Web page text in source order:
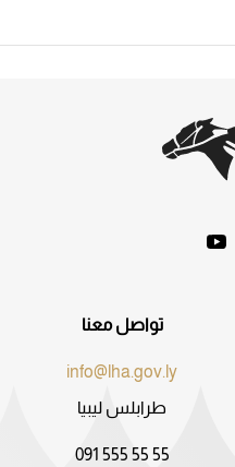
تواصل معنا
info@lha.gov.ly
طرابلس ليبيا
091 555 55 55